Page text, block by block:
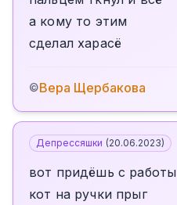
а кому то этим
сделал харасё
©Вера Щербакова
Депрессяшки (20.06.2023)
вот придёшь с работы
кот на ручки прыг